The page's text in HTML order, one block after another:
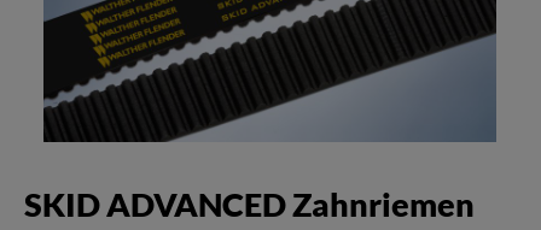
SKID ADVANCED Zahnriemen